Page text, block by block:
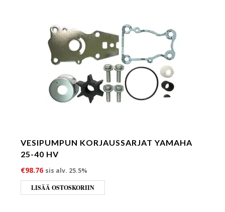
VESIPUMPUN KORJAUSSARJAT YAMAHA
25-40 HV
€98.76 sis alv. 25.5%
LISÄÄ OSTOSKORIIN